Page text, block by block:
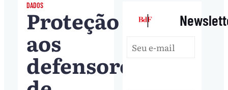
DADOS
Proteção
aos
defensores
|